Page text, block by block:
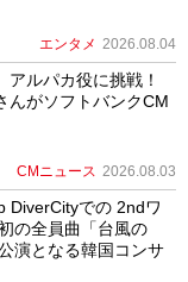
エンタメ 2026.08.04
アルパカ役に挑戦！
んがソフトバンクCM
CMニュース 2026.08.03
DiverCityでの 2ndワ
の全員曲「台風の
演となる韓国コンサ